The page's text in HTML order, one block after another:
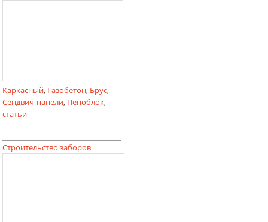
Каркасный, Газобетон, Брус,
Сендвич-панели, Пеноблок,
статьи
Строительство заборов